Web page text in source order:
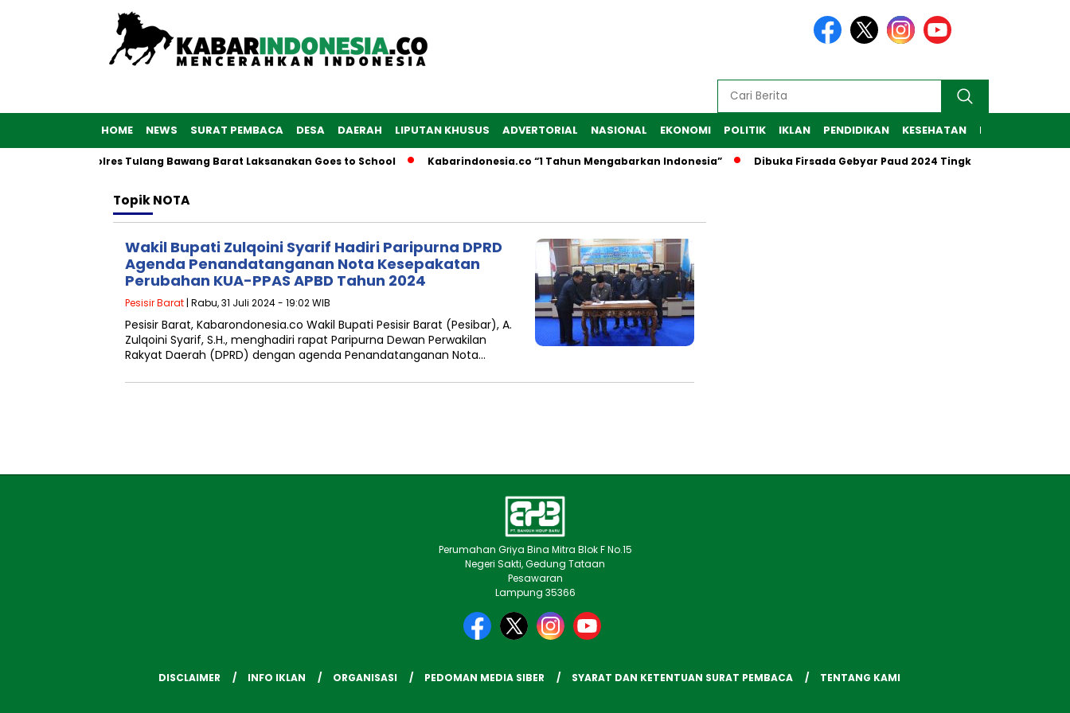
HOME NEWS SURAT PEMBACA DESA DAERAH LIPUTAN KHUSUS ADVERTORIAL NASIONAL EKONOMI POLITIK IKLAN PENDIDIKAN KESEHATAN RAGAM
76, Polwan Polres Tulang Bawang Barat Laksanakan Goes to School Kabarindonesia.co “1 Tahun Mengabarkan Indonesia” Dibuka Firsada Gebyar Paud 2024 Tingkat Kabupaten
TopikNOTA
Wakil Bupati Zulqoini Syarif Hadiri Paripurna DPRD
Agenda Penandatanganan Nota Kesepakatan
Perubahan KUA-PPAS APBD Tahun 2024
Pesisir Barat | Rabu, 31 Juli 2024 - 19:02 WIB
Pesisir Barat, Kabarondonesia.co Wakil Bupati Pesisir Barat (Pesibar), A.
Zulqoini Syarif, S.H., menghadiri rapat Paripurna Dewan Perwakilan
Rakyat Daerah (DPRD) dengan agenda Penandatanganan Nota…
Perumahan Griya Bina Mitra Blok F No.15
Negeri Sakti, Gedung Tataan
Pesawaran
Lampung 35366
DISCLAIMER INFO IKLAN ORGANISASI PEDOMAN MEDIA SIBER SYARAT DAN KETENTUAN SURAT PEMBACA TENTANG KAMI